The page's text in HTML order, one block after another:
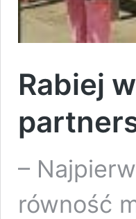
Rabiej
–
równość